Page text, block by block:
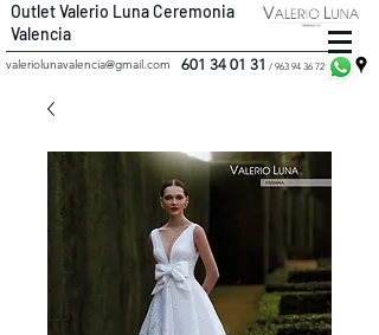
Outlet Valerio Luna Ceremonia
Valencia
601 34 01 31 / 963 94 36 72
valeriolunavalencia@gmail.com